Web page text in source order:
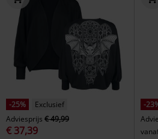
-25%
Exclusief
Adviesprijs € 49,99
€ 37,39
-